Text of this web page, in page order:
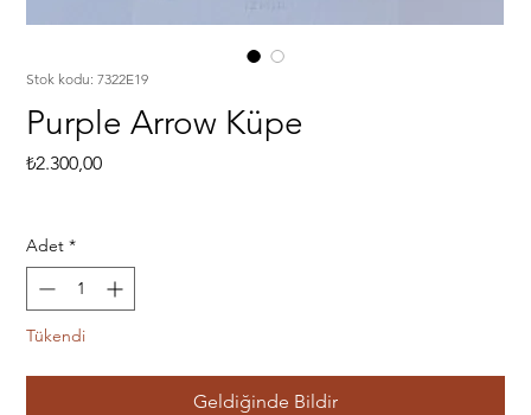
Stok kodu: 7322E19
Purple Arrow Küpe
₺2.300,00Fiyat
Adet *
Tükendi
Geldiğinde Bildir